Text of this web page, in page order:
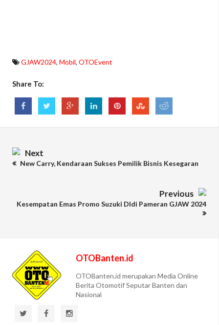
GJAW2024, Mobil, OTOEvent
Share To:
Next
New Carry, Kendaraan Sukses Pemilik Bisnis Kesegaran
Previous
Kesempatan Emas Promo Suzuki DIdi Pameran GJAW 2024
OTOBanten.id
OTOBanten.id merupakan Media Online
Berita Otomotif Seputar Banten dan
Nasional